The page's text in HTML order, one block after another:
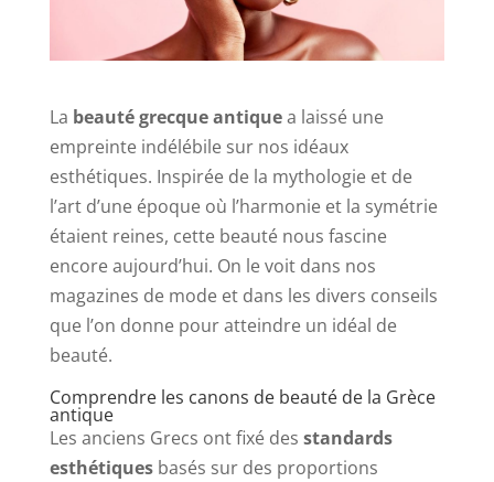
La beauté grecque antiquea laissé une
empreinte indélébile sur nos idéaux
esthétiques. Inspirée de la mythologie et de
l’art d’une époque où l’harmonie et la symétrie
étaient reines, cette beauté nous fascine
encore aujourd’hui. On le voit dans nos
magazines de mode et dans les divers conseils
que l’on donne pour atteindre un idéal de
beauté.
Comprendre les canons de beauté de la Grèce
antique
Les anciens Grecs ont fixé des standards
esthétiquesbasés sur des proportions